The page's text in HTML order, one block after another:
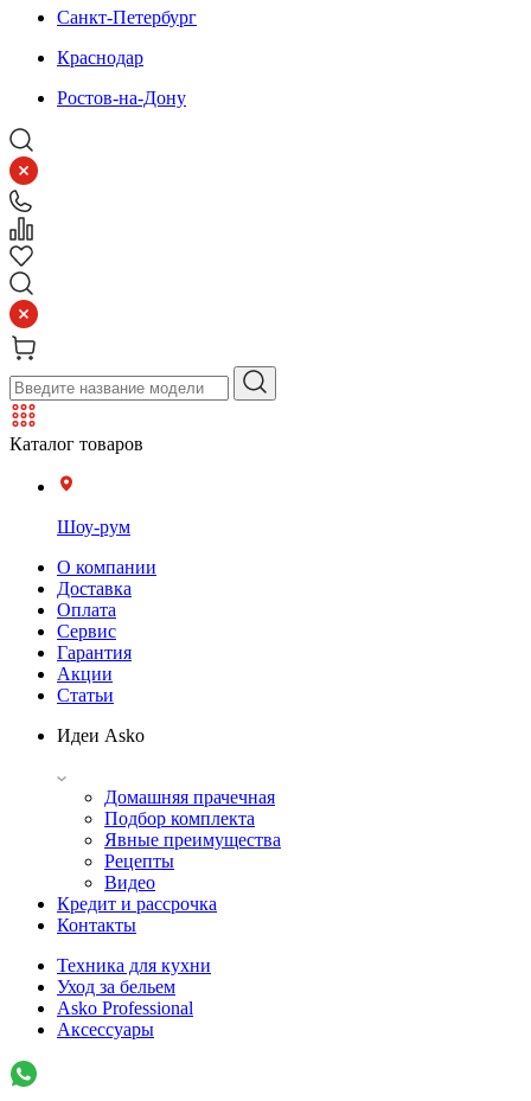
Санкт-Петербург
Краснодар
Ростов-на-Дону
Каталог товаров
Шоу-рум
О компании
Доставка
Оплата
Сервис
Гарантия
Акции
Статьи
Идеи Asko
Домашняя прачечная
Подбор комплекта
Явные преимущества
Рецепты
Видео
Кредит и рассрочка
Контакты
Техника для кухни
Уход за бельем
Asko Professional
Аксессуары